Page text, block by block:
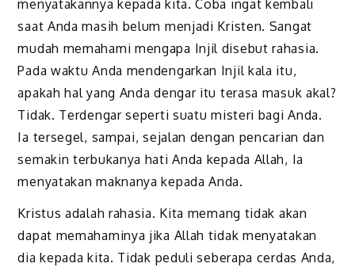
menyatakannya kepada kita. Coba ingat kembali
saat Anda masih belum menjadi Kristen. Sangat
mudah memahami mengapa Injil disebut rahasia.
Pada waktu Anda mendengarkan Injil kala itu,
apakah hal yang Anda dengar itu terasa masuk akal?
Tidak. Terdengar seperti suatu misteri bagi Anda.
Ia tersegel, sampai, sejalan dengan pencarian dan
semakin terbukanya hati Anda kepada Allah, Ia
menyatakan maknanya kepada Anda.
Kristus adalah rahasia. Kita memang tidak akan
dapat memahaminya jika Allah tidak menyatakan
dia kepada kita. Tidak peduli seberapa cerdas Anda,